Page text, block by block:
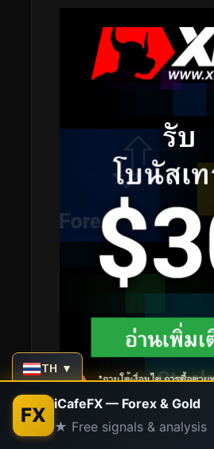
TH ▼
FX iCafeFX — Forex & Gold
★ Free signals & analysis
Contact us
Open